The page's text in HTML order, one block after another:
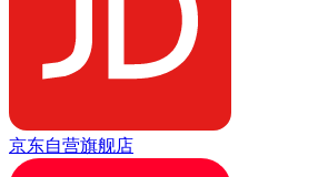
京东自营旗舰店